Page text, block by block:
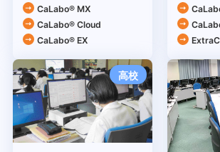
CaLabo® MX
CaLabo®︎ Cloud
CaLabo® EX
高校